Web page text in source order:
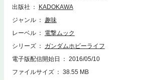
もに彼の軌跡を追う。
出版社
KADOKAWA
ジャンル
趣味
レーベル
電撃ムック
シリーズ
ガンダムホビーライフ
電子版配信開始日
2016/05/10
ファイルサイズ
38.55 MB